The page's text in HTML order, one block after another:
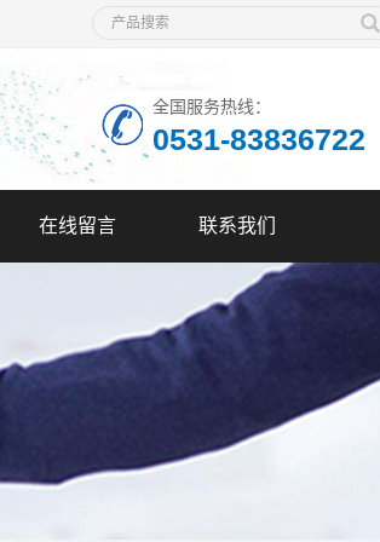
全国服务热线：
0531-83836722
在线留言 联系我们